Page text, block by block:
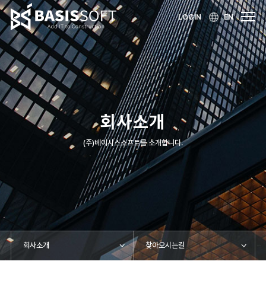
LOGIN EN
회사소개
(주)베이시스소프트를 소개합니다.
회사소개 찾아오시는길